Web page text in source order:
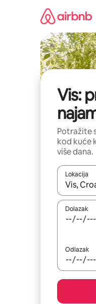
Vis:
Potražite
kod kuće
više dana.
Lokacija
Kada
Dolazak
Odlazak